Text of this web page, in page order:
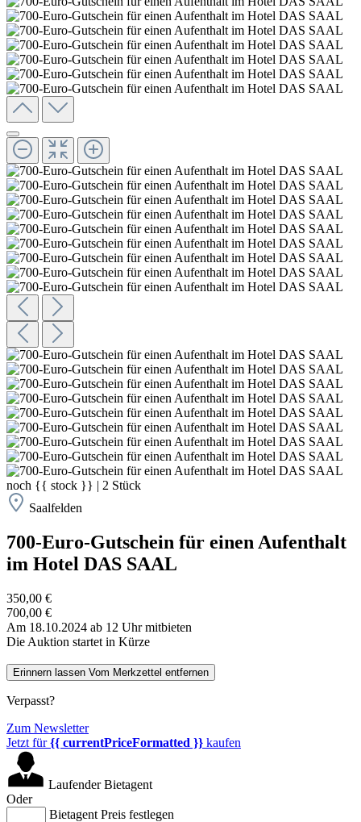
noch {{ stock }} | 2 Stück
Saalfelden
700-Euro-Gutschein für einen Aufenthalt
im Hotel DAS SAAL
350,00 €
700,00 €
Am 18.10.2024 ab 12 Uhr mitbieten
Die Auktion startet in Kürze
Erinnern lassen Vom Merkzettel entfernen
Verpasst?
Zum Newsletter
Jetzt für{{ currentPriceFormatted }} kaufen
Laufender Bietagent
Oder
Bietagent Preis festlegen